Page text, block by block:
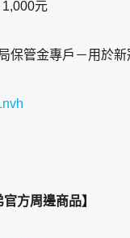
元
保管金專戶－用於新
方周邊商品】